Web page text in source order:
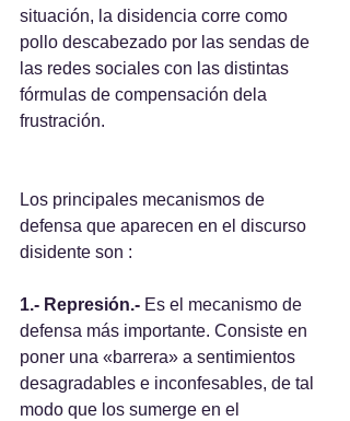
situación, la disidencia corre como
pollo descabezado por las sendas de
las redes sociales con las distintas
fórmulas de compensación dela
frustración.
Los principales mecanismos de
defensa que aparecen en el discurso
disidente son :
1.- Represión.- Es el mecanismo de
defensa más importante. Consiste en
poner una «barrera» a sentimientos
desagradables e inconfesables, de tal
modo que los sumerge en el